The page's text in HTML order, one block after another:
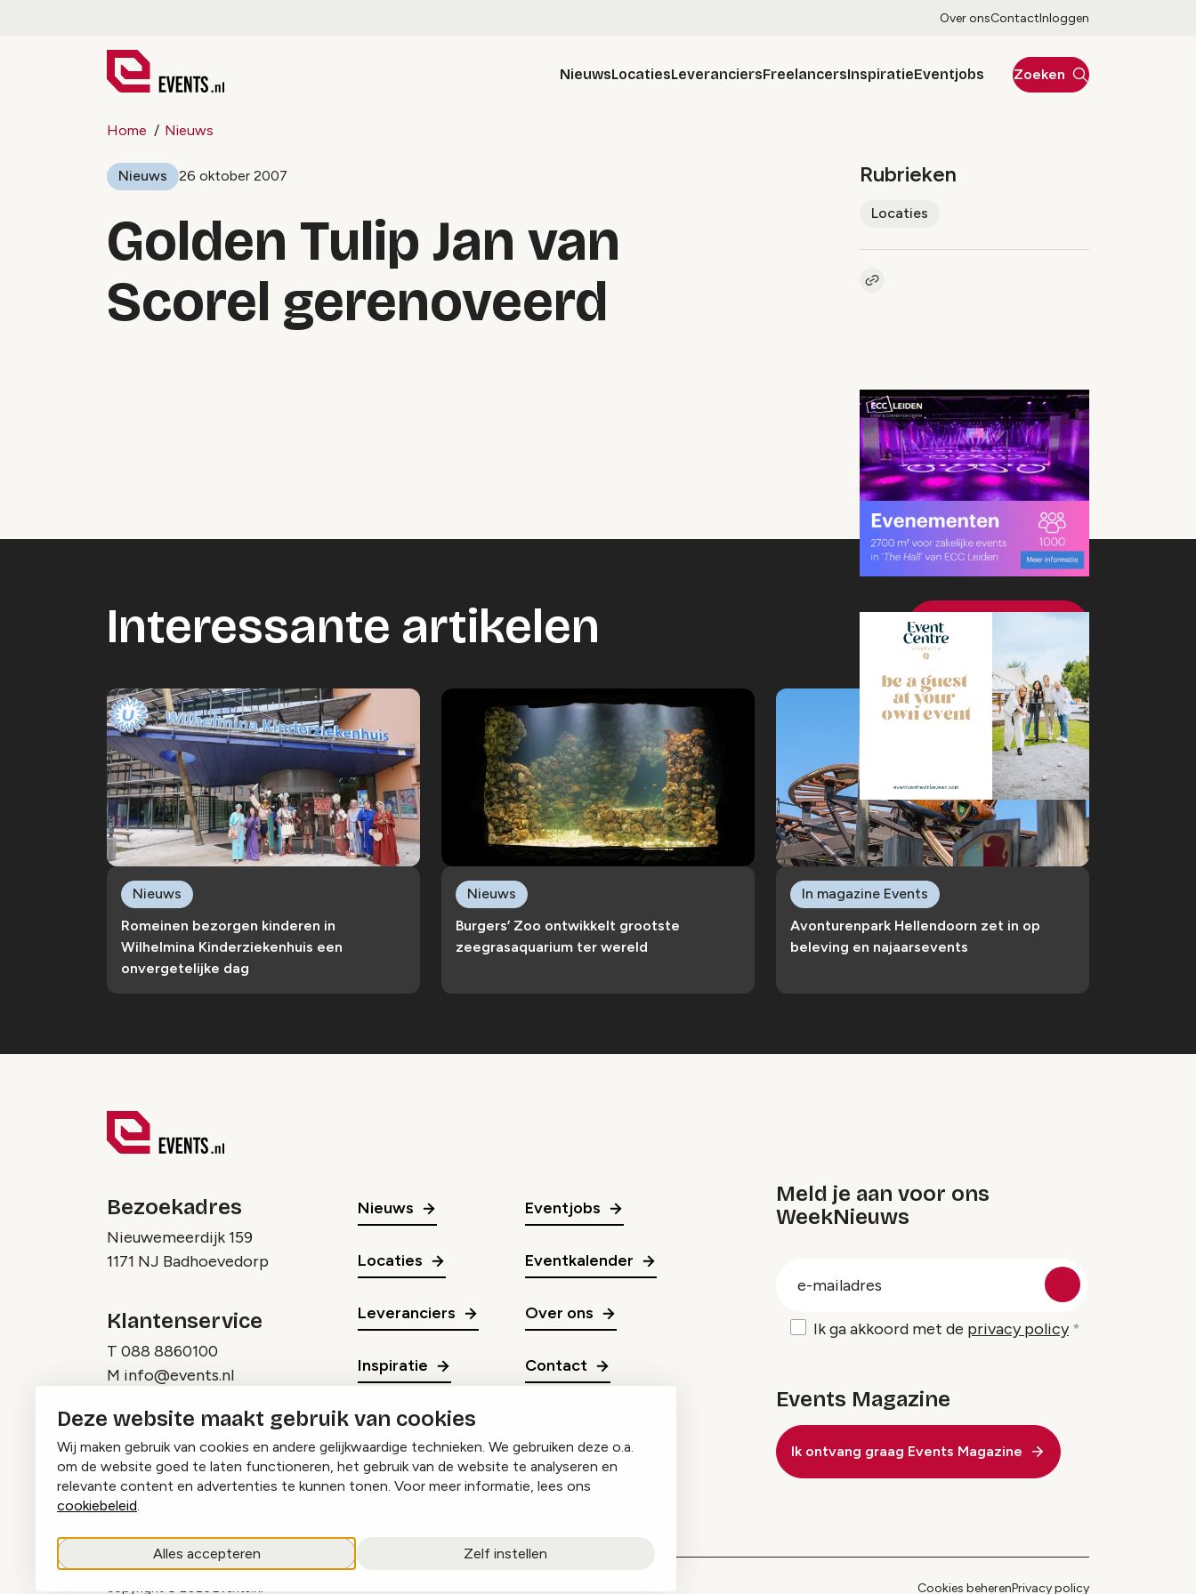
Deze website maakt gebruik van cookies
Wij maken gebruik van cookies en andere gelijkwaardige technieken. We gebruiken deze o.a.
om de website goed te laten functioneren, het gebruik van de website te analyseren en
relevante content en advertenties te kunnen tonen. Voor meer informatie, lees ons
cookiebeleid.
Alles accepteren Zelf instellen
Over onsContactInloggen
NieuwsLocatiesLeveranciersFreelancersInspiratieEventjobs Zoeken
Home Nieuws
Nieuws 26 oktober 2007
Golden Tulip Jan van
Scorel gerenoveerd
Rubrieken
Locaties
Kopieer link naar artikel
Interessante artikelen Bekijk meer nieuws
Romeinen bezorgen kinderen in
Wilhelmina Kinderziekenhuis een
onvergetelijke dag
Nieuws
Burgers’ Zoo ontwikkelt grootste
zeegrasaquarium ter wereld
Nieuws
Avonturenpark Hellendoorn zet in op
beleving en najaarsevents
In magazine Events
Bezoekadres
Nieuwemeerdijk 159
1171 NJ Badhoevedorp
Klantenservice
T 088 8860100
M info@events.nl
Nieuws
Locaties
Leveranciers
Inspiratie
Eventjobs
Eventkalender
Over ons
Contact
Meld je aan voor ons
WeekNieuws
Ik ga akkoord met de privacy policy
Events Magazine
Ik ontvang graag Events Magazine
Cookies beherenPrivacy policy
copyright © 2026 Events.nl